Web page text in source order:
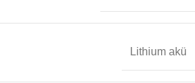
Lithium akü